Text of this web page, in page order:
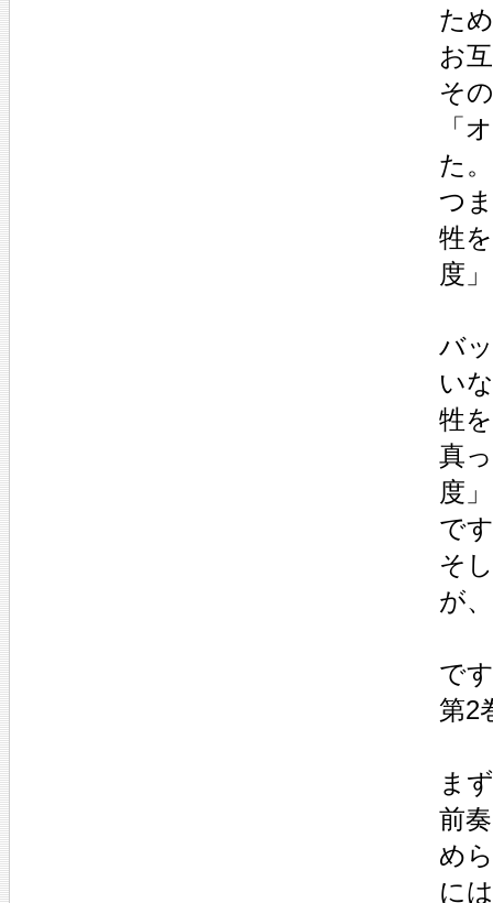
た
お
そ
「
た。
つ
牲
度
バ
い
牲
真
度
で
そ
が
で
第2
ま
前
め
に